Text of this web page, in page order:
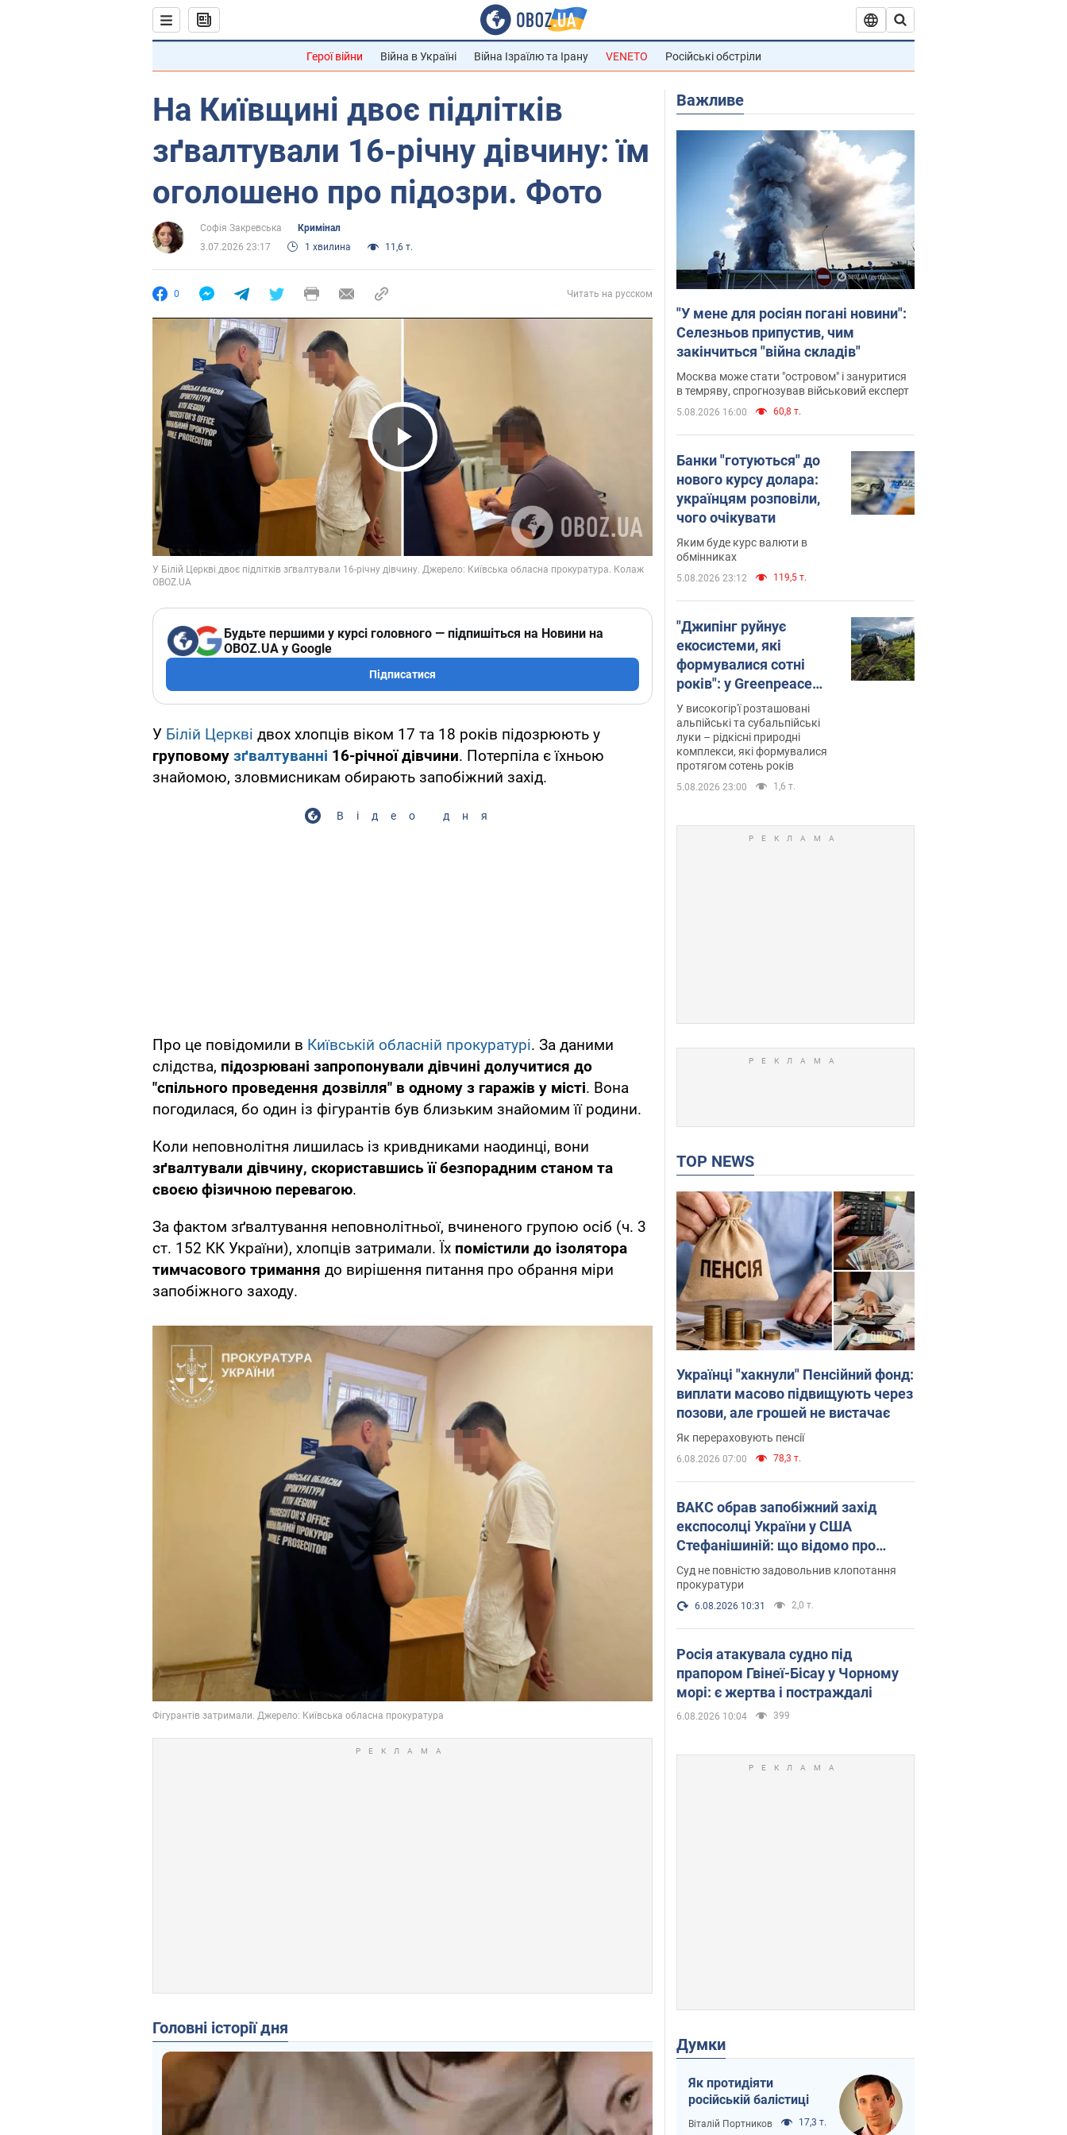
Герої війни Війна в Україні Війна Ізраїлю та Ірану VENETO Російські обстріли
На Київщині двоє підлітків
зґвалтували 16-річну дівчину: їм
оголошено про підозри. Фото
Софія Закревська
Кримінал
3.07.2026 23:17
1 хвилина 11,6 т.
0 Читать на русском
Play Video
Будьте першими у курсі головного — підпишіться на Новини на
OBOZ.UA у Google
Підписатися
У Білій Церкві двох хлопців віком 17 та 18 років підозрюють у
груповому зґвалтуванні 16-річної дівчини. Потерпіла є їхньою
знайомою, зловмисникам обирають запобіжний захід.
Відео дня
Про це повідомили в Київській обласній прокуратурі. За даними
слідства, підозрювані запропонували дівчині долучитися до
"спільного проведення дозвілля" в одному з гаражів у місті. Вона
погодилася, бо один із фігурантів був близьким знайомим її родини.
Коли неповнолітня лишилась із кривдниками наодинці, вони
зґвалтували дівчину, скориставшись її безпорадним станом та
своєю фізичною перевагою.
За фактом зґвалтування неповнолітньої, вчиненого групою осіб (ч. 3
ст. 152 КК України), хлопців затримали. Їх помістили до ізолятора
тимчасового тримання до вирішення питання про обрання міри
запобіжного заходу.
Головні історії дня
Важливе
"У мене для росіян погані новини":
Селезньов припустив, чим
закінчиться "війна складів"
Москва може стати "островом" і зануритися
в темряву, спрогнозував військовий експерт
5.08.2026 16:00 60,8 т.
Банки "готуються" до
нового курсу долара:
українцям розповіли,
чого очікувати
Яким буде курс валюти в
обмінниках
5.08.2026 23:12 119,5 т.
"Джипінг руйнує
екосистеми, які
формувалися сотні
років": у Greenpeace
забили на сполох
У високогір'ї розташовані
альпійські та субальпійські
луки – рідкісні природні
комплекси, які формувалися
протягом сотень років
5.08.2026 23:00 1,6 т.
TOP NEWS
Українці "хакнули" Пенсійний фонд:
виплати масово підвищують через
позови, але грошей не вистачає
Як перераховують пенсії
6.08.2026 07:00 78,3 т.
ВАКС обрав запобіжний захід
експосолці України у США
Стефанішиній: що відомо про
справу
Суд не повністю задовольнив клопотання
прокуратури
6.08.2026 10:31 2,0 т.
Росія атакувала судно під
прапором Гвінеї-Бісау у Чорному
морі: є жертва і постраждалі
6.08.2026 10:04 399
Думки
Як протидіяти
російській балістиці
Віталій Портников 17,3 т.